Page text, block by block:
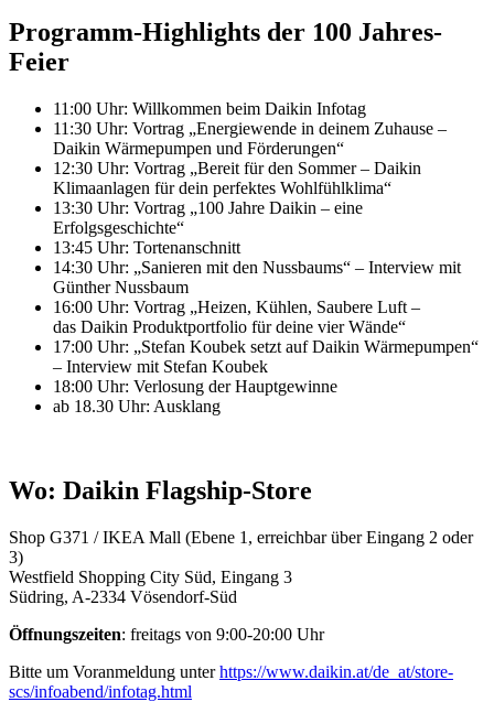
Programm-Highlights der 100 Jahres-
Feier
11:00 Uhr: Willkommen beim Daikin Infotag
11:30 Uhr: Vortrag „Energiewende in deinem Zuhause –
Daikin Wärmepumpen und Förderungen“
12:30 Uhr: Vortrag „Bereit für den Sommer – Daikin
Klimaanlagen für dein perfektes Wohlfühlklima“
13:30 Uhr: Vortrag „100 Jahre Daikin – eine
Erfolgsgeschichte“
13:45 Uhr: Tortenanschnitt
14:30 Uhr: „Sanieren mit den Nussbaums“ – Interview mit
Günther Nussbaum
16:00 Uhr: Vortrag „Heizen, Kühlen, Saubere Luft –
das Daikin Produktportfolio für deine vier Wände“
17:00 Uhr: „Stefan Koubek setzt auf Daikin Wärmepumpen“
– Interview mit Stefan Koubek
18:00 Uhr: Verlosung der Hauptgewinne
ab 18.30 Uhr: Ausklang
Wo: Daikin Flagship-Store
Shop G371 / IKEA Mall (Ebene 1, erreichbar über Eingang 2 oder
3)
Westfield Shopping City Süd, Eingang 3
Südring, A-2334 Vösendorf-Süd
Öffnungszeiten: freitags von 9:00-20:00 Uhr
Bitte um Voranmeldung unterhttps://www.daikin.at/de_at/store-
scs/infoabend/infotag.html